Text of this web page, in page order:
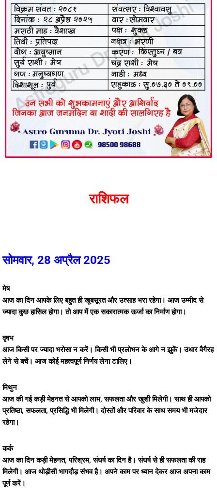
राशिफल
सोमवार, 28 अप्रैल 2025
मेष
आज का दिन आपके लिए बहुत ही खूबसूरत और उत्साह भरा रहेगा। आज उम्मीद से
ज्यादा कुछ हासिल होगा। तो आप में एक सकारात्मक ऊर्जा का निर्माण होगा।
वृषभ
आज किसी पर ज्यादा भरोसा न करें। किसी भी प्रलोभन के आगे न झुकें। उधार वैगैरह
लेने से बचें। आज कोई महत्वपूर्ण निर्णय लेना टालिए।
मिथुन
आज की गई कड़ी मेहनत से आपको लाभ, सफलता और खुशी मिलेगी। साथ ही आपको
प्रतिष्ठा, सफलता, प्रसिद्धि भी मिलेगी। दोस्तों और परिवार के साथ समय भी मजेदार
रहेगा।
कर्क
आज का दिन कड़ी मेहनत, परिश्रम, संघर्ष का दिन है। संघर्ष से ही सफलता की राह
मिलेगी। आज थोड़ीसी भागदौड़ संभव है। अपने काम पर ध्यान देकर आज अपना काम
पूर्ण करें।